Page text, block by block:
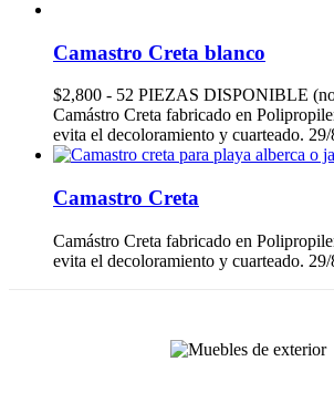
Camastro Creta blanco
$2,800 - 52 PIEZAS DISPONIBLE
Camástro Creta fabricado en
evita el decoloramiento y cuarteado.
Camastro Creta
Camástro Creta fabricado en
evita el decoloramiento y cuarteado.